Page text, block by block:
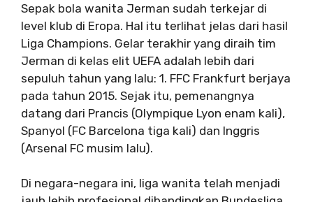
Sepak bola wanita Jerman sudah terkejar di
level klub di Eropa. Hal itu terlihat jelas dari hasil
Liga Champions. Gelar terakhir yang diraih tim
Jerman di kelas elit UEFA adalah lebih dari
sepuluh tahun yang lalu: 1. FFC Frankfurt berjaya
pada tahun 2015. Sejak itu, pemenangnya
datang dari Prancis (Olympique Lyon enam kali),
Spanyol (FC Barcelona tiga kali) dan Inggris
(Arsenal FC musim lalu).
Di negara-negara ini, liga wanita telah menjadi